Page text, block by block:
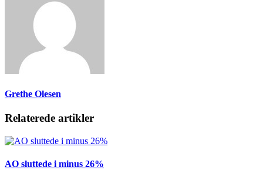
Grethe Olesen
Relaterede artikler
AO sluttede i minus 26%